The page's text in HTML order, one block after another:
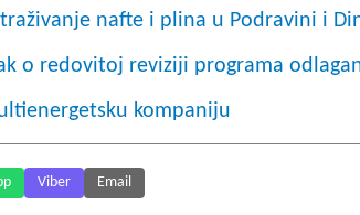
nafte i plina u Podravini i
o redovitoj reviziji programa
kompaniju
Viber Email